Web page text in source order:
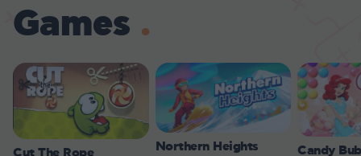
Games
Northern Heights Candy